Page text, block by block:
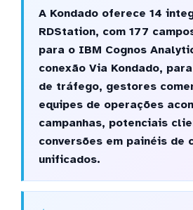
A Kondado oferece 14
RDStation, com 177
para o IBM Cognos
conexão Via Kondado,
de tráfego, gestores
equipes de operações
campanhas, potenciais
conversões em painéis de
unificados.